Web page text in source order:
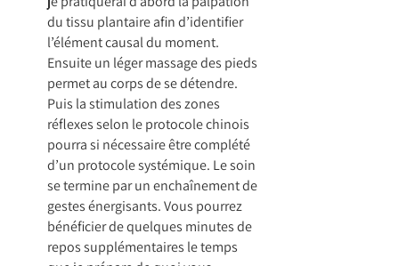
du tissu plantaire afin d’identifier
l’élément causal du moment.
Ensuite un léger massage des pieds
permet au corps de se détendre.
Puis la stimulation des zones
réflexes selon le protocole chinois
pourra si nécessaire être complété
d’un protocole systémique. Le soin
se termine par un enchaînement de
gestes énergisants. Vous pourrez
bénéficier de quelques minutes de
repos supplémentaires le temps